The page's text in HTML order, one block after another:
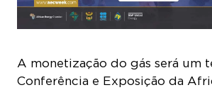
Conferência e Exposição da
Week (AEW) 2026 deste ano, à